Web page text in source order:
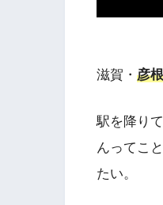
滋賀・ 彦
駅を降り
んってこ
たい。